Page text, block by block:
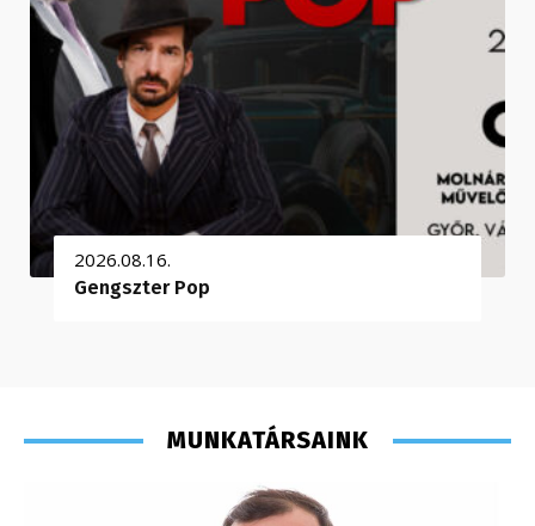
2026.08.16.
Gengszter Pop
MUNKATÁRSAINK